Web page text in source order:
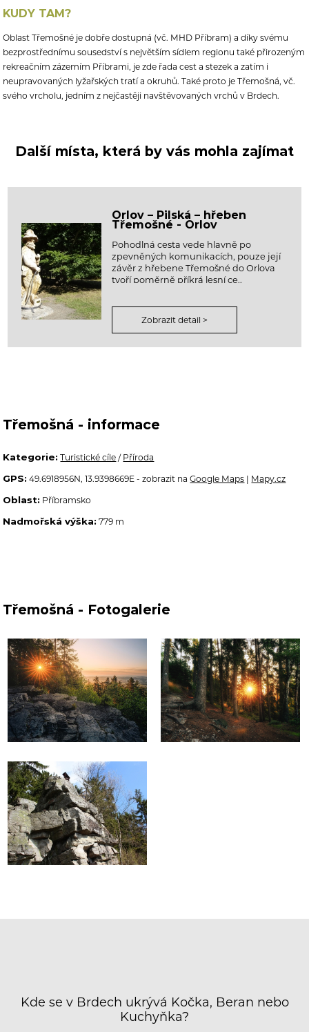
KUDY TAM?
Oblast Třemošné je dobře dostupná (vč. MHD Příbram) a díky svému
bezprostřednímu sousedství s největším sídlem regionu také přirozeným
rekreačním zázemím Příbrami, je zde řada cest a stezek a zatím i
neupravovaných lyžařských tratí a okruhů. Také proto je Třemošná, vč.
svého vrcholu, jedním z nejčastěji navštěvovaných vrchů v Brdech.
Další místa, která by vás mohla zajímat
Orlov – Pilská – hřeben
Třemošné - Orlov
Pohodlná cesta vede hlavně po
zpevněných komunikacích, pouze její
závěr z hřebene Třemošné do Orlova
tvoří poměrně příkrá lesní ce..
Zobrazit detail >
Třemošná - informace
Kategorie: Turistické cíle / Příroda
GPS: 49.6918956N, 13.9398669E - zobrazit naGoogle Maps | Mapy.cz
Oblast: Příbramsko
Nadmořská výška: 779 m
Třemošná - Fotogalerie
Kde se v Brdech ukrývá Kočka, Beran nebo
Kuchyňka?